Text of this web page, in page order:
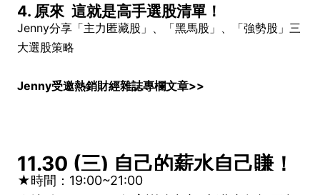
4. 原來 這就是高手選股清單！
Jenny分享「主力匿藏股」、「黑馬股」、「強勢股」三
大選股策略
Jenny受邀熱銷財經雜誌專欄文章>>
11.30 (三) 自己的薪水自己賺！
★時間：19:00~21:00